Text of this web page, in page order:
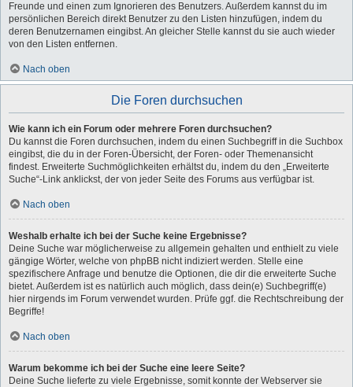
Freunde und einen zum Ignorieren des Benutzers. Außerdem kannst du im
persönlichen Bereich direkt Benutzer zu den Listen hinzufügen, indem du
deren Benutzernamen eingibst. An gleicher Stelle kannst du sie auch wieder
von den Listen entfernen.
Nach oben
Die Foren durchsuchen
Wie kann ich ein Forum oder mehrere Foren durchsuchen?
Du kannst die Foren durchsuchen, indem du einen Suchbegriff in die Suchbox
eingibst, die du in der Foren-Übersicht, der Foren- oder Themenansicht
findest. Erweiterte Suchmöglichkeiten erhältst du, indem du den „Erweiterte
Suche“-Link anklickst, der von jeder Seite des Forums aus verfügbar ist.
Nach oben
Weshalb erhalte ich bei der Suche keine Ergebnisse?
Deine Suche war möglicherweise zu allgemein gehalten und enthielt zu viele
gängige Wörter, welche von phpBB nicht indiziert werden. Stelle eine
spezifischere Anfrage und benutze die Optionen, die dir die erweiterte Suche
bietet. Außerdem ist es natürlich auch möglich, dass dein(e) Suchbegriff(e)
hier nirgends im Forum verwendet wurden. Prüfe ggf. die Rechtschreibung der
Begriffe!
Nach oben
Warum bekomme ich bei der Suche eine leere Seite?
Deine Suche lieferte zu viele Ergebnisse, somit konnte der Webserver sie